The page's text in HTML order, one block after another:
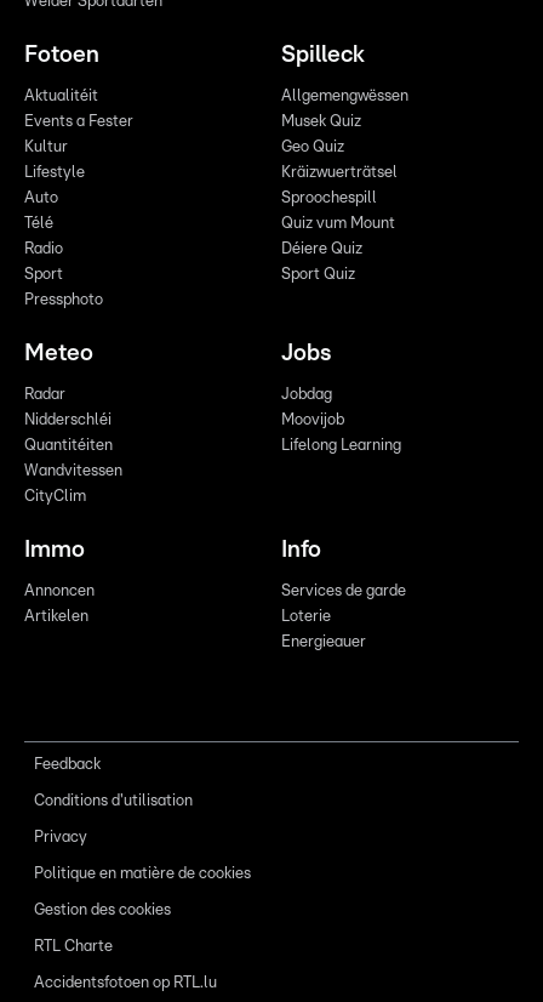
Fotoen
Aktualitéit
Events a Fester
Kultur
Lifestyle
Auto
Télé
Radio
Sport
Pressphoto
Spilleck
Allgemengwëssen
Musek Quiz
Geo Quiz
Kräizwuerträtsel
Sproochespill
Quiz vum Mount
Déiere Quiz
Sport Quiz
Meteo
Radar
Nidderschléi
Quantitéiten
Wandvitessen
CityClim
Jobs
Jobdag
Moovijob
Lifelong Learning
Immo
Annoncen
Artikelen
Info
Services de garde
Loterie
Energieauer
Feedback
Conditions d'utilisation
Privacy
Politique en matière de cookies
Gestion des cookies
RTL Charte
Accidentsfotoen op RTL.lu